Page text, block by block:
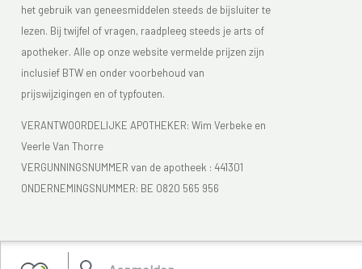
het gebruik van geneesmiddelen steeds de bijsluiter te
lezen. Bij twijfel of vragen, raadpleeg steeds je arts of
apotheker. Alle op onze website vermelde prijzen zijn
inclusief BTW en onder voorbehoud van
prijswijzigingen en of typfouten.
VERANTWOORDELIJKE APOTHEKER: Wim Verbeke en
Veerle Van Thorre
VERGUNNINGSNUMMER van de apotheek : 441301
ONDERNEMINGSNUMMER: BE 0820 565 956
Je vindt Apotheek Verbeke - Van Thorre in de FAGG lijst